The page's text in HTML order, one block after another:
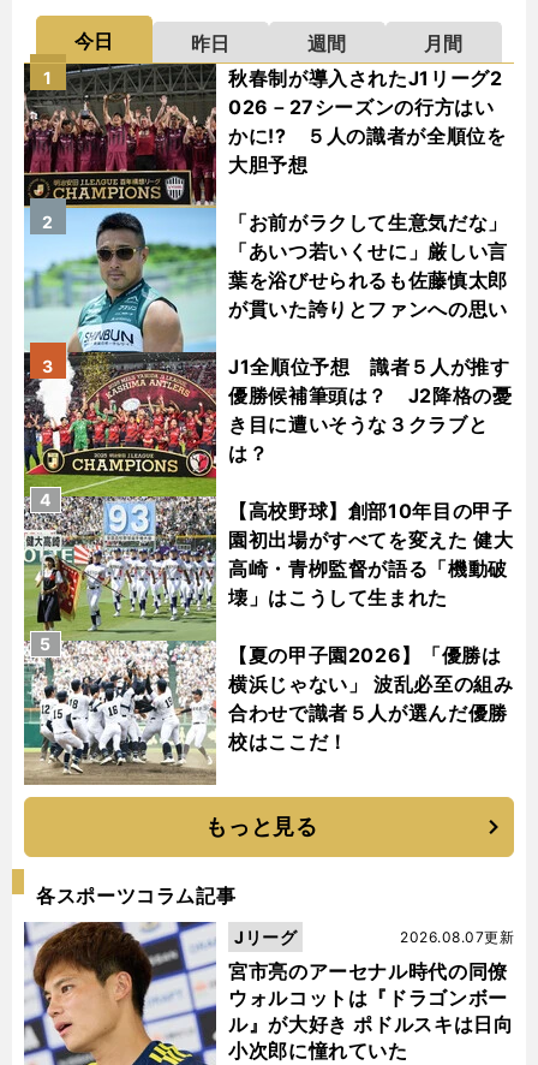
今日 昨日 週間
月間
秋春制が導入されたJ1リーグ2
026－27シーズンの行方はい
かに!? ５人の識者が全順位を
大胆予想
1
「お前がラクして生意気だな」
「あいつ若いくせに」厳しい言
葉を浴びせられるも佐藤慎太郎
が貫いた誇りとファンへの思い
2
J1全順位予想 識者５人が推す
優勝候補筆頭は？ J2降格の憂
き目に遭いそうな３クラブと
は？
3
【高校野球】創部10年目の甲子
園初出場がすべてを変えた 健大
高崎・青栁監督が語る「機動破
壊」はこうして生まれた
4
【夏の甲子園2026】「優勝は
横浜じゃない」 波乱必至の組み
合わせで識者５人が選んだ優勝
校はここだ！
5
もっと見る
各スポーツコラム記事
宮市亮のアーセナル時代の同僚
ウォルコットは『ドラゴンボー
ル』が大好き ポドルスキは日向
小次郎に憧れていた
2026.08.07更新
Jリーグ